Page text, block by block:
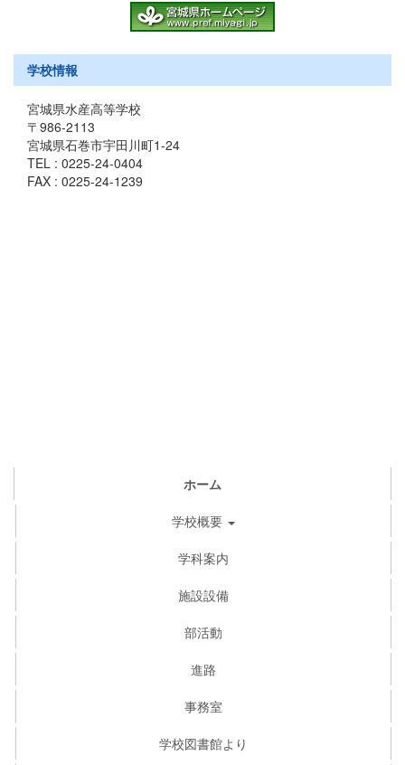
学校情報
宮城県水産高等学校
〒986-2113
宮城県石巻市宇田川町1-24
TEL : 0225-24-0404
FAX : 0225-24-1239
ホーム
学校概要
学科案内
施設設備
部活動
進路
事務室
学校図書館より